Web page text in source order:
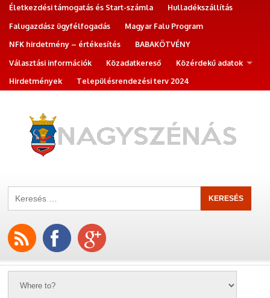
Életkezdési támogatás és Start-számla
Hulladékszállítás
Falugazdász ügyfélfogadás
Magyar Falu Program
NFK hirdetmény – értékesítés
BABAKÖTVÉNY
Választási információk
Közadatkereső
Közérdekű adatok
Hirdetmények
Településrendezési terv 2024